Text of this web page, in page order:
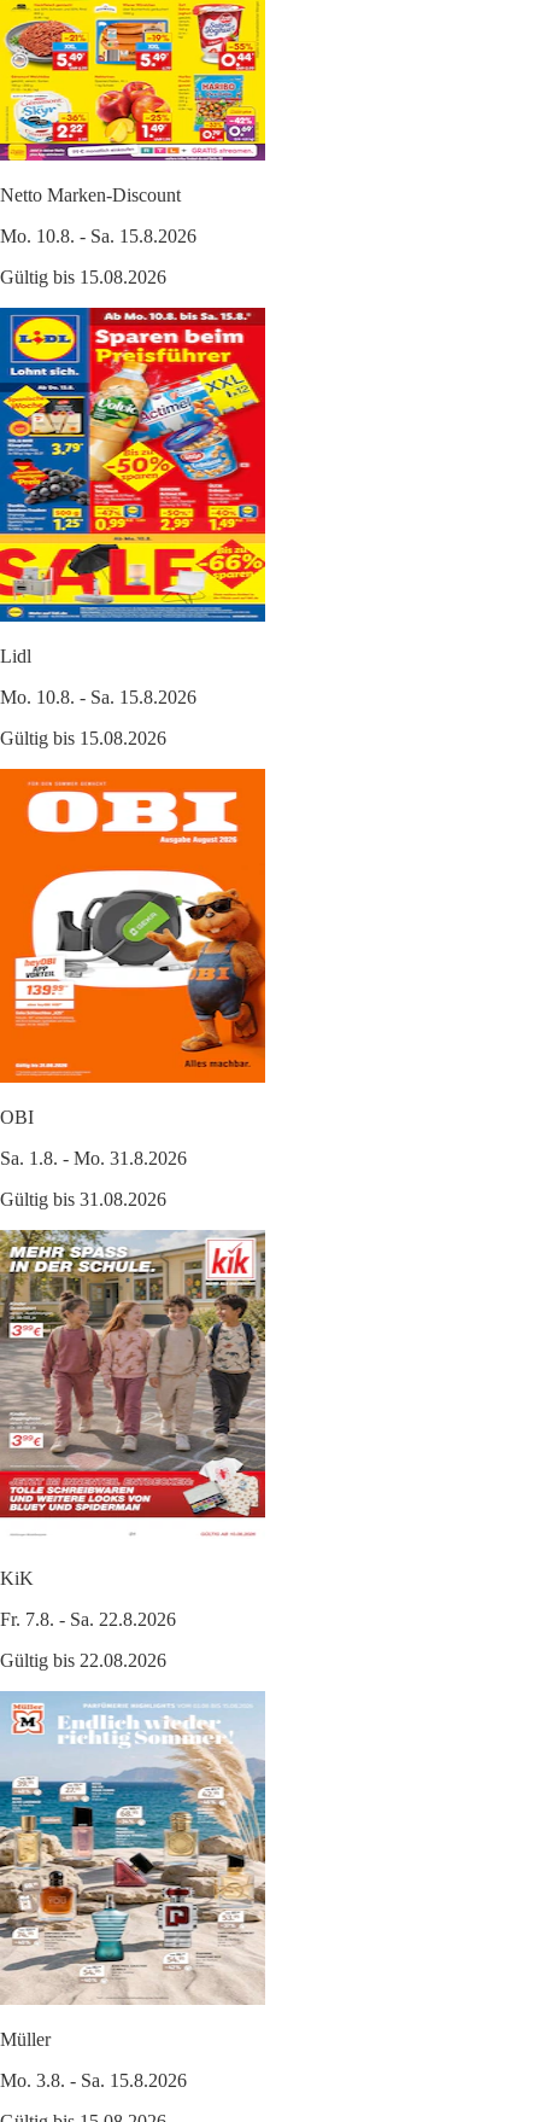
Netto Marken-Discount
Mo. 10.8. - Sa. 15.8.2026
Gültig bis 15.08.2026
Lidl
Mo. 10.8. - Sa. 15.8.2026
Gültig bis 15.08.2026
OBI
Sa. 1.8. - Mo. 31.8.2026
Gültig bis 31.08.2026
KiK
Fr. 7.8. - Sa. 22.8.2026
Gültig bis 22.08.2026
Müller
Mo. 3.8. - Sa. 15.8.2026